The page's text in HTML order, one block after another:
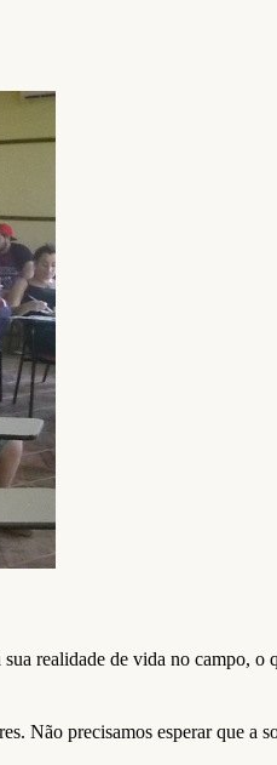
realidade de vida no campo,
Não precisamos esperar que a